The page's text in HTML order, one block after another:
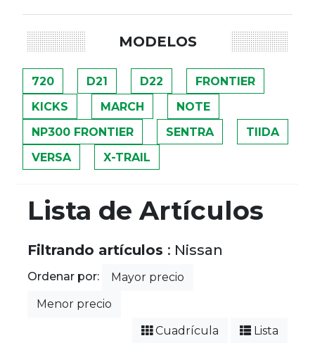
MODELOS
720 D21 D22
FRONTIER
KICKS
MARCH
NOTE
NP300 FRONTIER
SENTRA
TIIDA
VERSA
X-TRAIL
Lista de Artículos
Filtrando artículos : Nissan
Ordenar por:
Mayor precio
Menor precio
Cuadrícula
Lista